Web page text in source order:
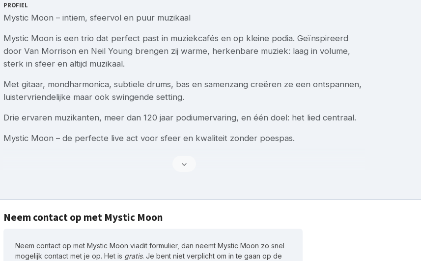
PROFIEL
Mystic Moon – intiem, sfeervol en puur muzikaal
Mystic Moon is een trio dat perfect past in muziekcafés en op kleine podia. Geïnspireerd
door Van Morrison en Neil Young brengen zij warme, herkenbare muziek: laag in volume,
sterk in sfeer en altijd muzikaal.
Met gitaar, mondharmonica, subtiele drums, bas en samenzang creëren ze een ontspannen,
luistervriendelijke maar ook swingende setting.
Drie ervaren muzikanten, meer dan 120 jaar podiumervaring, en één doel: het lied centraal.
Mystic Moon – de perfecte live act voor sfeer en kwaliteit zonder poespas.
Neem contact op met Mystic Moon
Neem contact op met Mystic Moon viadit formulier, dan neemt Mystic Moon zo snel
mogelijk contact met je op. Het is gratis. Je bent niet verplicht om in te gaan op de